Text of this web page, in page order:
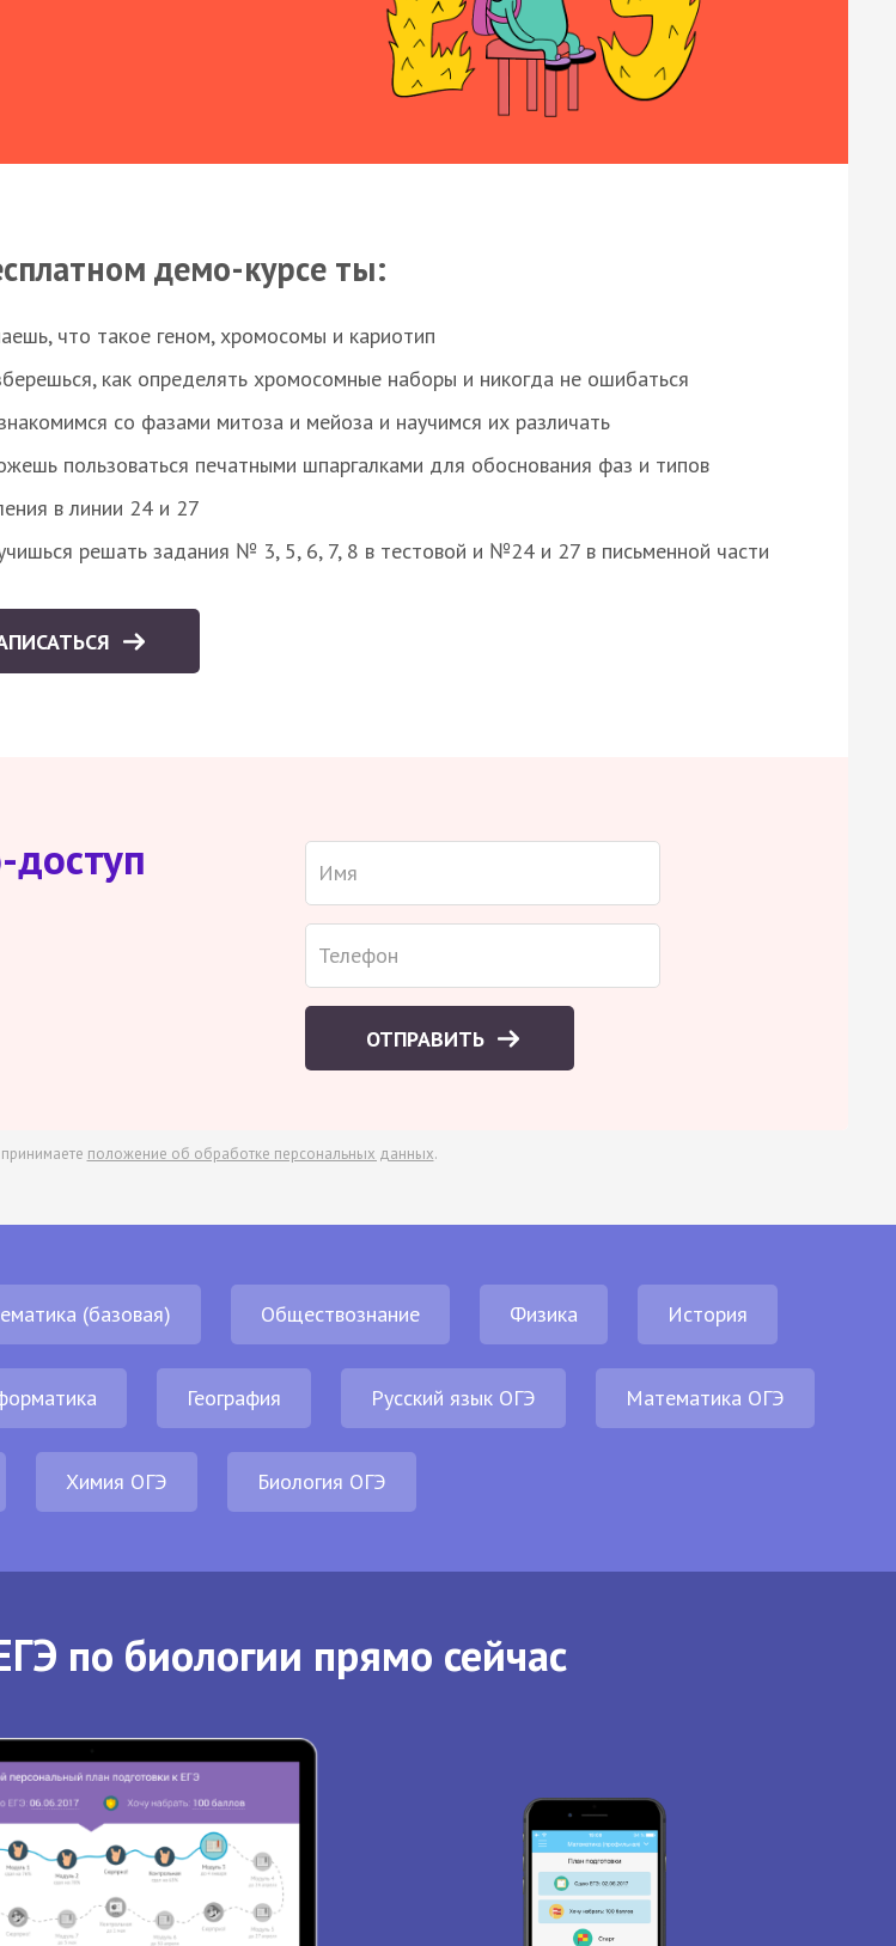
демо-курсе ты:
что такое геном, хромосомы и кариотип
как определять хромосомные наборы и никогда не ошибаться
со фазами митоза и мейоза и научимся их различать
пользоваться печатными шпаргалками для обоснования фаз и типов
в линии 24 и 27
решать задания № 3, 5, 6, 7, 8 в тестовой и №24 и 27 в письменной части
ОТПРАВИТЬ
положение об обработке персональных данных.
(базовая) Обществознание Физика История
География Русский язык ОГЭ Математика ОГЭ
Химия ОГЭ Биология ОГЭ
по биологии прямо сейчас